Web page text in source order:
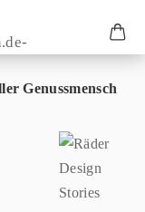
Genussmensch